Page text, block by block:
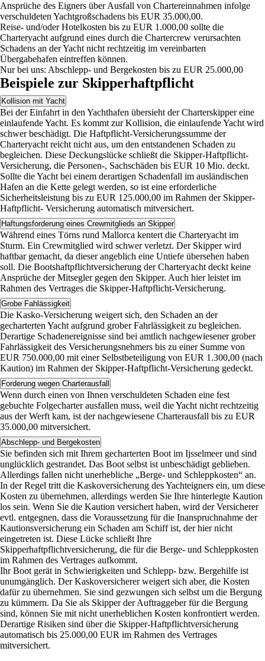
Ansprüche des Eigners über Ausfall von Chartereinnahmen infolge
verschuldeten Yachtgroßschadens bis EUR 35.000,00.
Reise- und/oder Hotelkosten bis zu EUR 1.000,00 sollte die
Charteryacht aufgrund eines durch die Chartercrew verursachten
Schadens an der Yacht nicht rechtzeitig im vereinbarten
Übergabehafen eintreffen können.
Nur bei uns: Abschlepp- und Bergekosten bis zu EUR 25.000,00
Beispiele zur Skipperhaftpflicht
Kollision mit Yacht
Bei der Einfahrt in den Yachthafen übersieht der Charterskipper eine
einlaufende Yacht. Es kommt zur Kollision, die einlaufende Yacht wird
schwer beschädigt. Die Haftpflicht-Versicherungssumme der
Charteryacht reicht nicht aus, um den entstandenen Schaden zu
begleichen. Diese Deckungslücke schließt die Skipper-Haftpflicht-
Versicherung, die Personen-, Sachschäden bis EUR 10 Mio. deckt.
Sollte die Yacht bei einem derartigen Schadenfall im ausländischen
Hafen an die Kette gelegt werden, so ist eine erforderliche
Sicherheitsleistung bis zu EUR 125.000,00 im Rahmen der Skipper-
Haftpflicht- Versicherung automatisch mitversichert.
Haftungsforderung eines Crewmitglieds an Skipper
Während eines Törns rund Mallorca kentert die Charteryacht im
Sturm. Ein Crewmitglied wird schwer verletzt. Der Skipper wird
haftbar gemacht, da dieser angeblich eine Untiefe übersehen haben
soll. Die Bootshaftpflichtversicherung der Charteryacht deckt keine
Ansprüche der Mitsegler gegen den Skipper. Auch hier leistet im
Rahmen des Vertrages die Skipper-Haftpflicht-Versicherung.
Grobe Fahlässigkeit
Die Kasko-Versicherung weigert sich, den Schaden an der
gecharterten Yacht aufgrund grober Fahrlässigkeit zu begleichen.
Derartige Schadenereignisse sind bei amtlich nachgewiesener grober
Fahrlässigkeit des Versicherungsnehmers bis zu einer Summe von
EUR 750.000,00 mit einer Selbstbeteiligung von EUR 1.300,00 (nach
Kaution) im Rahmen der Skipper-Haftpflicht-Versicherung gedeckt.
Forderung wegen Charterausfall
Wenn durch einen von Ihnen verschuldeten Schaden eine fest
gebuchte Folgecharter ausfallen muss, weil die Yacht nicht rechtzeitig
aus der Werft kam, ist der nachgewiesene Charterausfall bis zu EUR
35.000,00 mitversichert.
Abschlepp- und Bergekosten
Sie befinden sich mit Ihrem gecharterten Boot im Ijsselmeer und sind
unglücklich gestrandet. Das Boot selbst ist unbeschädigt geblieben.
Allerdings fallen nicht unerhebliche „Berge- und Schleppkosten“ an.
In der Regel tritt die Kaskoversicherung des Yachteigners ein, um diese
Kosten zu übernehmen, allerdings werden Sie Ihre hinterlegte Kaution
los sein. Wenn Sie die Kaution versichert haben, wird der Versicherer
evtl. entgegnen, dass die Voraussetzung für die Inanspruchnahme der
Kautionsversicherung ein Schaden am Schiff ist, der hier nicht
eingetreten ist. Diese Lücke schließt Ihre
Skipperhaftpflichtversicherung, die für die Berge- und Schleppkosten
im Rahmen des Vertrages aufkommt.
Ihr Boot gerät in Schwierigkeiten und Schlepp- bzw. Bergehilfe ist
unumgänglich. Der Kaskoversicherer weigert sich aber, die Kosten
dafür zu übernehmen. Sie sind gezwungen sich selbst um die Bergung
zu kümmern. Da Sie als Skipper der Auftraggeber für die Bergung
sind, können Sie mit nicht unerheblichen Kosten konfrontiert werden.
Derartige Risiken sind über die Skipper-Haftpflichtversicherung
automatisch bis 25.000,00 EUR im Rahmen des Vertrages
mitversichert.